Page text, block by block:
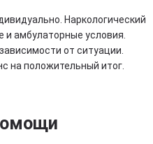
Наркологический
амбулаторные условия.
от ситуации.
на положительный итог.